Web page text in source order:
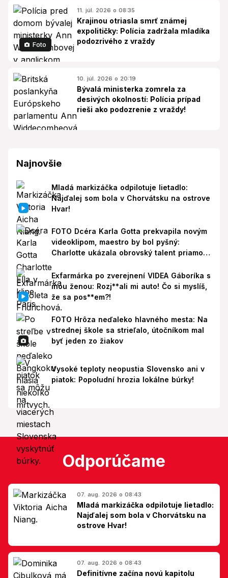
Foto
11. júl. 2026 o 08:35
Krajinou otriasla smrť známej
expolitičky: Polícia zadržala mladíka
podozrivého z vraždy
10. júl. 2026 o 20:19
Bývalá ministerka zomrela za
desivých okolností: Polícia prípad
rieši ako podozrenie z vraždy!
Najnovšie
Mladá markizáčka odpilotuje lietadlo:
Najďalej som bola v Chorvátsku na ostrove
Hvar!
FOTO Dcéra Karla Gotta prekvapila novým
videoklipom, maestro by bol pyšný:
Charlotte ukázala obrovský talent priamo v
Exfarmárka po zverejnení VIDEA Gáboríka s
inou ženou: Rozj**ali mi auto! Čo si myslíš,
že sa pos**em?!
FOTO Hrôza neďaleko hlavného mesta: Na
strednej škole sa strieľalo, útočníkom mal
byť jeden zo žiakov
Vysoké teploty neopustia Slovensko ani v
piatok: Popoludní hrozia lokálne búrky!
Odporúčame
07. aug. 2026 o 08:43
Mladá markizáčka odpilotuje lietadlo:
Najďalej som bola v Chorvátsku na
ostrove Hvar!
07. aug. 2026 o 08:43
Definitívne začína novú kapitolu